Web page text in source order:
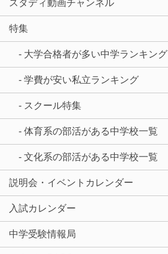
スタディ動画チャンネル
特集
- 大学合格者が多い中学ランキング
- 学費が安い私立ランキング
- スクール特集
- 体育系の部活がある中学校一覧
- 文化系の部活がある中学校一覧
説明会・イベントカレンダー
入試カレンダー
中学受験情報局